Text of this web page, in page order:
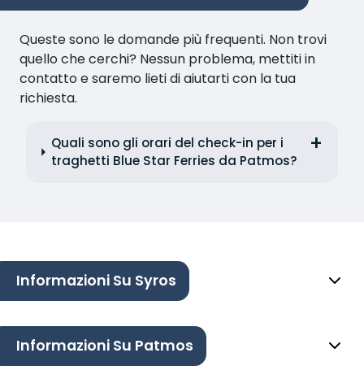
Queste sono le domande più frequenti. Non trovi
quello che cerchi? Nessun problema, mettiti in
contatto e saremo lieti di aiutarti con la tua
richiesta.
Quali sono gli orari del check-in per i
traghetti Blue Star Ferries da Patmos?
Informazioni Su Syros
Informazioni Su Patmos